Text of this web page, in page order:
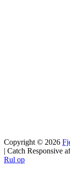
Copyright © 2026
| Catch Responsive
Rul op